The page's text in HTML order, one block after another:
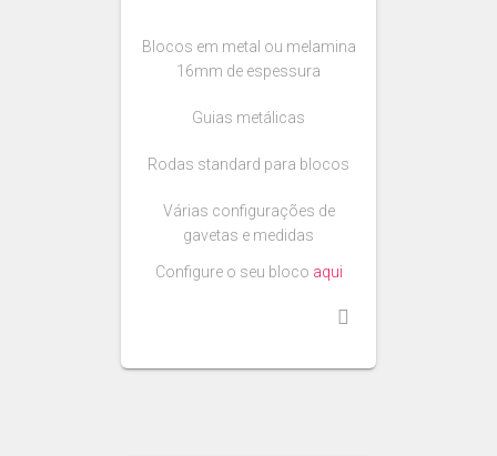
Blocos em metal ou melamina
16mm de espessura
Guias metálicas
Rodas standard para blocos
Várias configurações de
gavetas e medidas
Configure o seu bloco aqui